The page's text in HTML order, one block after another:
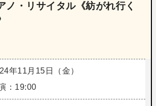
ノ・リサイタル《紡がれ行く
年11月15日（金）
：19:00